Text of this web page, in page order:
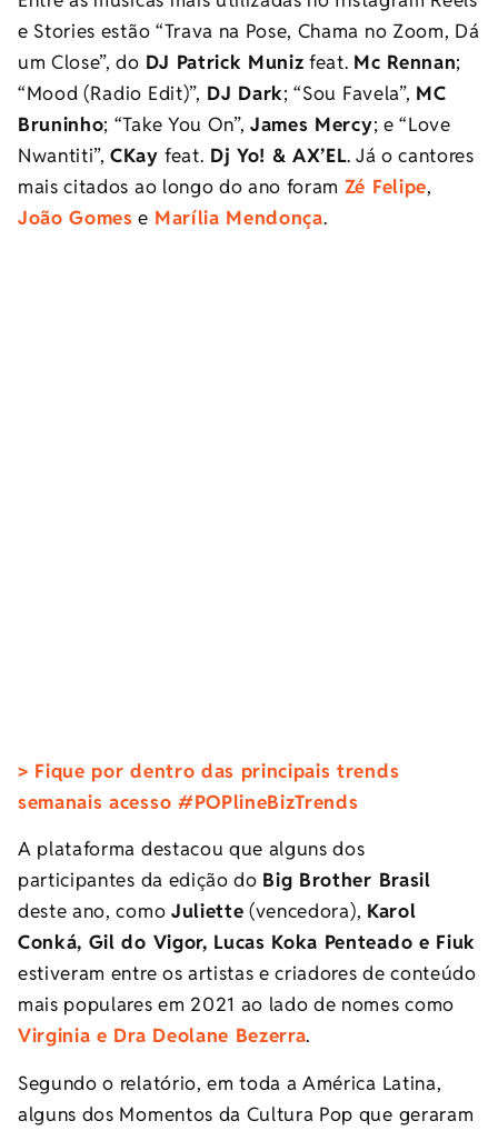
e Stories estão “Trava na Pose, Chama no Zoom, Dá
um Close”, do DJ Patrick Muniz feat. Mc Rennan;
“Mood (Radio Edit)”, DJ Dark; “Sou Favela”, MC
Bruninho; “Take You On”,James Mercy; e “Love
Nwantiti”,CKay feat. Dj Yo! & AX’EL. Já o cantores
mais citados ao longo do ano foram Zé Felipe,
João Gomes e Marília Mendonça.
> Fique por dentro das principais trends
semanais acesso #POPlineBizTrends
A plataforma destacou que alguns dos
participantes da edição do Big Brother Brasil
deste ano, como Juliette (vencedora), Karol
Conká, Gil do Vigor, Lucas Koka Penteado e Fiuk
estiveram entre os artistas e criadores de conteúdo
mais populares em 2021 ao lado de nomes como
Virginia e Dra Deolane Bezerra.
Segundo o relatório, em toda a América Latina,
alguns dos Momentos da Cultura Pop que geraram